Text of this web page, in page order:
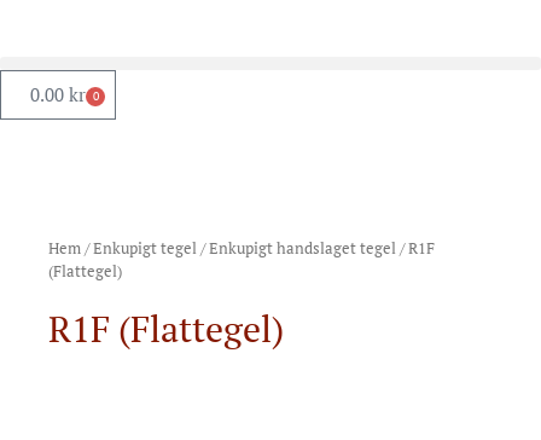
0.00 kr 0
Hem/Enkupigt tegel/Enkupigt handslaget tegel/ R1F
(Flattegel)
R1F (Flattegel)